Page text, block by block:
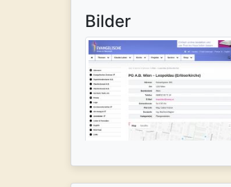
Bilder